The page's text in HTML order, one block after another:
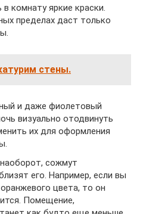
комнату яркие краски.
пределах даст только
стены.
и даже фиолетовый
визуально отодвинуть
их для оформления
сожмут
его. Например, если вы
цвета, то он
Помещение,